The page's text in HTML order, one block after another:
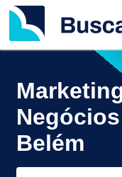
Belém